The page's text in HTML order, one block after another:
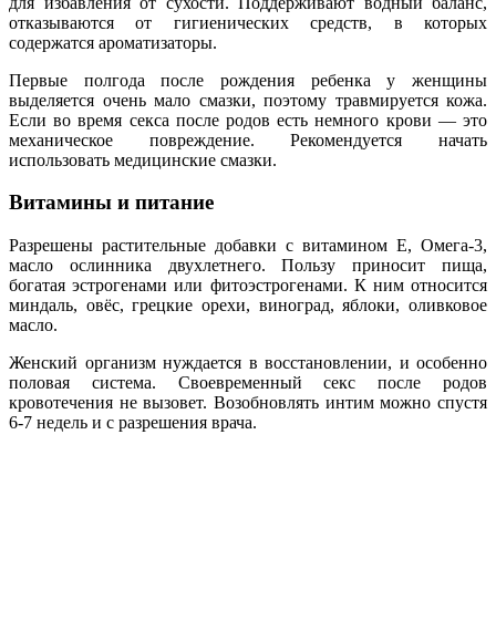
отказываются от гигиенических средств, в которых
содержатся ароматизаторы.
Первые полгода после рождения ребенка у женщины
выделяется очень мало смазки, поэтому травмируется кожа.
Если во время секса после родов есть немного крови — это
механическое повреждение. Рекомендуется начать
использовать медицинские смазки.
Витамины и питание
Разрешены растительные добавки с витамином Е, Омега-3,
масло ослинника двухлетнего. Пользу приносит пища,
богатая эстрогенами или фитоэстрогенами. К ним относится
миндаль, овёс, грецкие орехи, виноград, яблоки, оливковое
масло.
Женский организм нуждается в восстановлении, и особенно
половая система. Своевременный секс после родов
кровотечения не вызовет. Возобновлять интим можно спустя
6-7 недель и с разрешения врача.